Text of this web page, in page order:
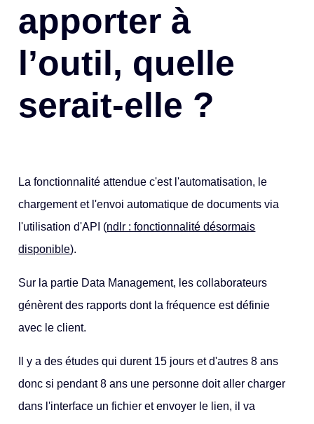
apporter à
l’outil, quelle
serait-elle ?
La fonctionnalité attendue c'est l'automatisation, le
chargement et l'envoi automatique de documents via
l'utilisation d'API (ndlr : fonctionnalité désormais
disponible).
Sur la partie Data Management, les collaborateurs
génèrent des rapports dont la fréquence est définie
avec le client.
Il y a des études qui durent 15 jours et d'autres 8 ans
donc si pendant 8 ans une personne doit aller charger
dans l'interface un fichier et envoyer le lien, il va